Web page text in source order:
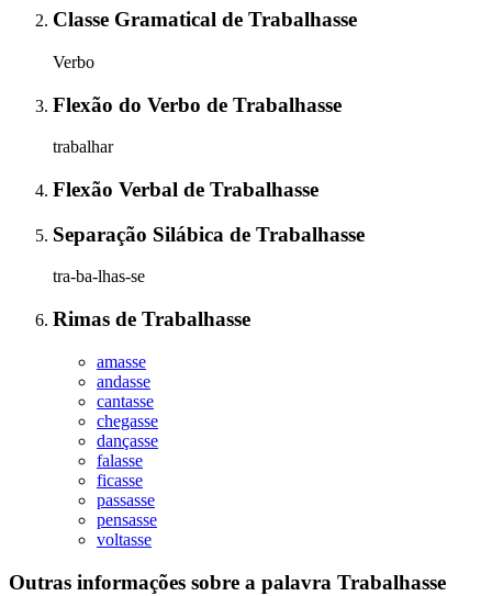
Classe Gramatical de Trabalhasse
Verbo
Flexão do Verbo de Trabalhasse
trabalhar
Flexão Verbal de Trabalhasse
Separação Silábica de Trabalhasse
tra-ba-lhas-se
Rimas de Trabalhasse
amasse
andasse
cantasse
chegasse
dançasse
falasse
ficasse
passasse
pensasse
voltasse
Outras informações sobre a palavra Trabalhasse